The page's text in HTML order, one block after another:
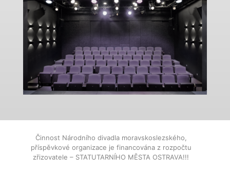
Činnost Národního divadla moravskoslezského,
příspěvkové organizace je financována z rozpočtu
zřizovatele – STATUTARNÍHO MĚSTA OSTRAVA!!!